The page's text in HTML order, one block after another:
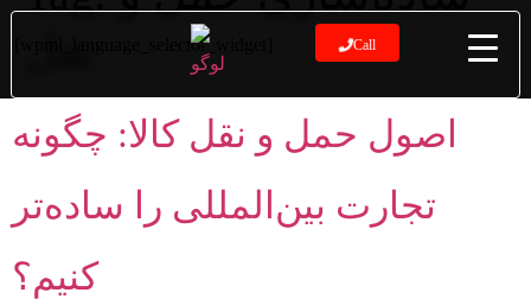
[wpml_language_selector_widget] Call
اصول حمل و نقل کالا: چگونه
تجارت بین‌المللی را ساده‌تر
کنیم؟